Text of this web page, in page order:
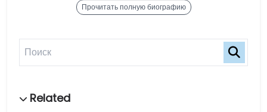
Прочитать полную биографию